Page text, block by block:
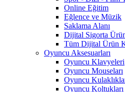
Online Eğitim
Eğlence ve Müzik
Saklama Alanı
Dijital Sigorta
Tüm Dijital Ürün
Oyuncu Aksesuarları
Oyuncu Klavyeleri
Oyuncu Mouseları
Oyuncu
Oyuncu Koltukları